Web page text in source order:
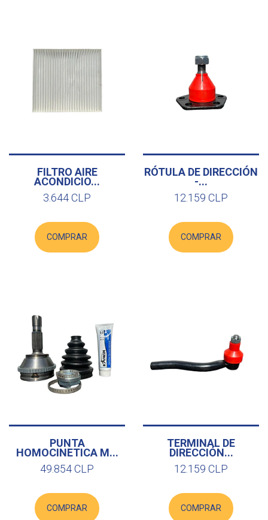
FILTRO AIRE
ACONDICIO...
3.644 CLP
COMPRAR
RÓTULA DE DIRECCIÓN
-...
12.159 CLP
COMPRAR
PUNTA
HOMOCINETICA M...
49.854 CLP
COMPRAR
TERMINAL DE
DIRECCIÓN...
12.159 CLP
COMPRAR